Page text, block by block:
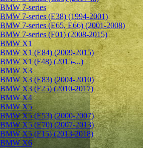
BMW 7-series
BMW 7-series (E38) (1994-2001)
BMW 7-series (E65, E66) (2001-2008)
BMW 7-series (F01) (2008-2015)
BMW X1
BMW X1 (E84) (2009-2015)
BMW X1 (F48) (2015-...)
BMW X3
BMW X3 (E83) (2004-2010)
BMW X3 (F25) (2010-2017)
BMW X4
BMW X5
BMW X5 (E53) (2000-2007)
BMW X5 (E70) (2007-2013)
BMW X5 (F15) (2013-2018)
BMW X6